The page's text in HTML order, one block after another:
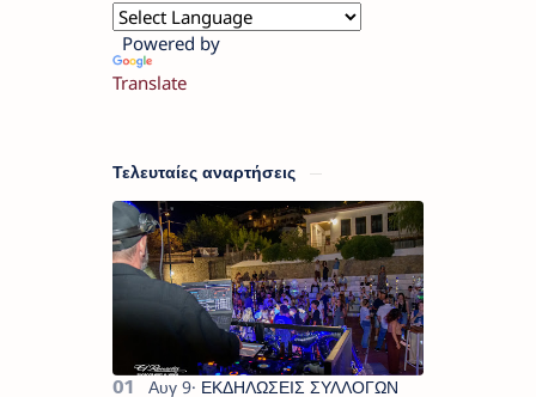
Powered by
Translate
Τελευταίες αναρτήσεις